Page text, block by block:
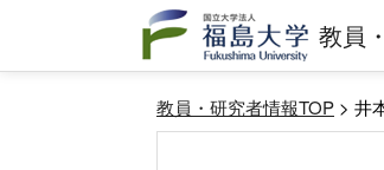
教員
教員・研究者情報TOP > 井